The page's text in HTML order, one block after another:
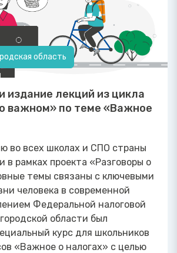
область
издание лекций из цикла
важном» по теме «Важное
во всех школах и СПО страны
в рамках проекта «Разговоры о
темы связаны с ключевыми
человека в современной
Федеральной налоговой
области был
курс для школьников
«Важное о налогах» с целью